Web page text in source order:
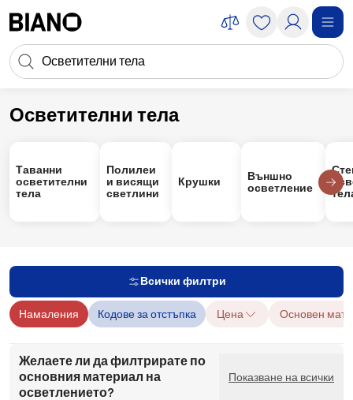
Търсене
Осветителни тела
Осветителни тела
Таванни
осветителни
тела
Полилеи
и висящи
светлини
Крушки
Външно
осветление
Всички филтри
Намаления Кодове за отстъпка Цена Основен
Желаете ли да филтрирате по
основния материал на
осветлението?
Показване на всички